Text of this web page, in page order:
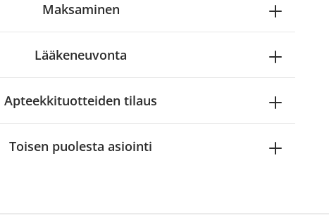
Maksaminen
Lääkeneuvonta
Apteekkituotteiden tilaus
Toisen puolesta asiointi